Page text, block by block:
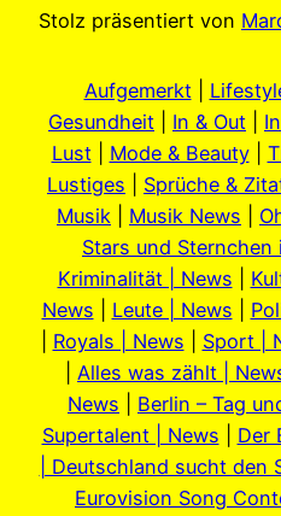
Stolz präsentiert von
Aufgemerkt|
Gesundheit
In & Out In
Lust| Mode & Beauty|
Lustiges
Sprüche &
Musik
Musik News
Stars und Sternchen
Kriminalität | News
News
Leute | News
Royals | News Sport |
Alles was zählt |
News
Berlin – Tag
Supertalent | News
Der
| Deutschland sucht den
Eurovision Song